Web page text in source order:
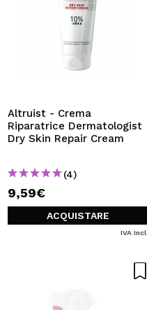
Altruist - Crema
Riparatrice Dermatologist
Dry Skin Repair Cream
(4)
9,59€
ACQUISTARE
IVA Incl.